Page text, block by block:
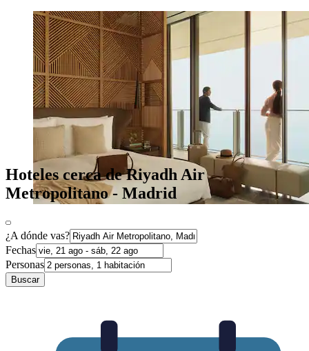
Hoteles cerca de Riyadh Air
Metropolitano - Madrid
¿A dónde vas?
Fechas
Personas
Buscar